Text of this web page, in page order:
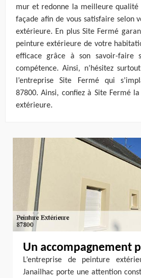
mur et redonne la meilleure
façade afin de vous satisfaire selon
extérieure. En plus Site Fermé
peinture extérieure de votre
efficace grâce à son savoir-faire
compétence. Ainsi, n’hésitez
l’entreprise Site Fermé qui
87800. Ainsi, confiez à Site Fermé
extérieure.
Un accompagnement
L’entreprise de peinture
Janailhac porte une attention